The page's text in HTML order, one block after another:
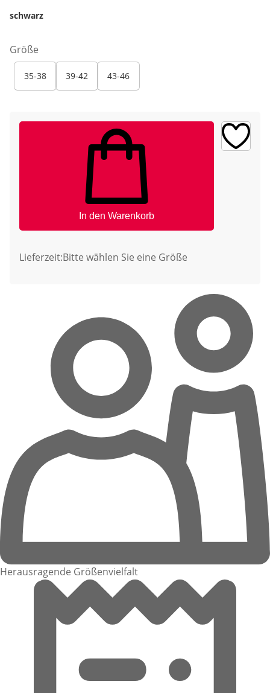
schwarz
Größe
35-38 39-42 43-46
In den Warenkorb
Lieferzeit:Bitte wählen Sie eine Größe
Herausragende Größenvielfalt